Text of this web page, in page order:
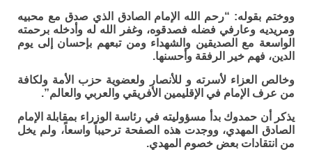
ووختم بقوله: “رحم الله الإمام الصادق الذي صدق مع محبيه
ومريديه وعارفي فضله فصدقوه، وغفر الله له وأدخله برحمته
الواسعة مع الصديقين والشهداء ومن تبعهم بإحسان إلى يوم
الدين، فهم خير الرفقة وأحسنها.
وخالص العزاء لأسرته و للأنصار ولعضوية حزب الأمة ولكافة
من عرف الإمام في الإقليمين الأفريقي والعربي والعالم”.
يذكر أن حمدوك بدأ مسؤوليته في رئاسة الوزراء بمقابلة الإمام
الصادق المهدي، ووجدت هذه الصفحة ترحيباً واسعاً، ولم يخل
من انتقادات بعض خصوم المهدي.